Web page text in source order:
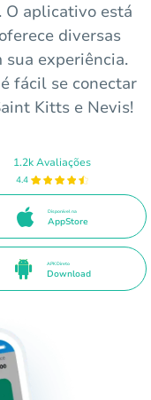
O aplicativo está
diversas
experiência.
fácil se conectar
Kitts e Nevis!
1.2k Avaliações
4.4
Disponível na
AppStore
APK Direto
Download